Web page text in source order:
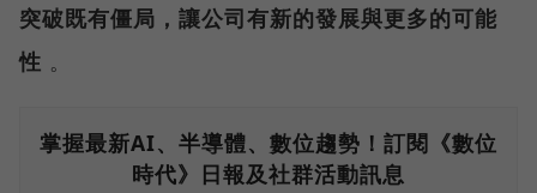
突破既有僵局，讓公司有新的發展與更多的可能
性 。
掌握最新AI、半導體、數位趨勢！訂閱《數位
時代》日報及社群活動訊息